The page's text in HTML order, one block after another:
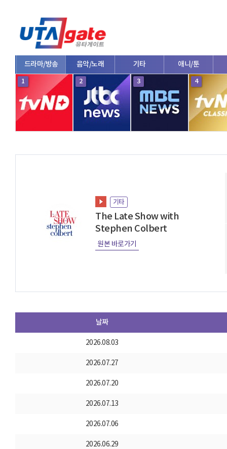
드라마/방송 음악/노래 기타 애니/툰
1 2 3 4
기타
The Late Show with
Stephen Colbert
원본 바로가기
날짜
2026.08.03
2026.07.27
2026.07.20
2026.07.13
2026.07.06
2026.06.29